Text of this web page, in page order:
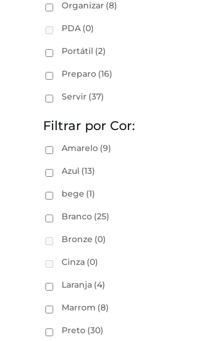
Organizar (8)
PDA (0)
Portátil (2)
Preparo (16)
Servir (37)
Filtrar por Cor:
Amarelo (9)
Azul (13)
bege (1)
Branco (25)
Bronze (0)
Cinza (0)
Laranja (4)
Marrom (8)
Preto (30)